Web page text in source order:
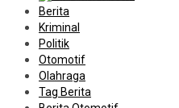
Berita
Kriminal
Politik
Otomotif
Olahraga
Tag Berita